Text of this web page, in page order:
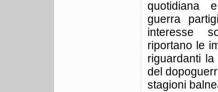
quotidiana
guerra
interesse
riportano le
riguardanti
del
stagioni